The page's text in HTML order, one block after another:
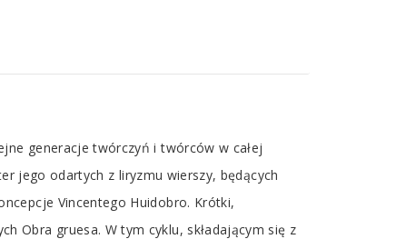
generacje twórczyń i twórców w całej
jego odartych z liryzmu wierszy, będących
Vincentego Huidobro. Krótki,
Obra gruesa. W tym cyklu, składającym się z